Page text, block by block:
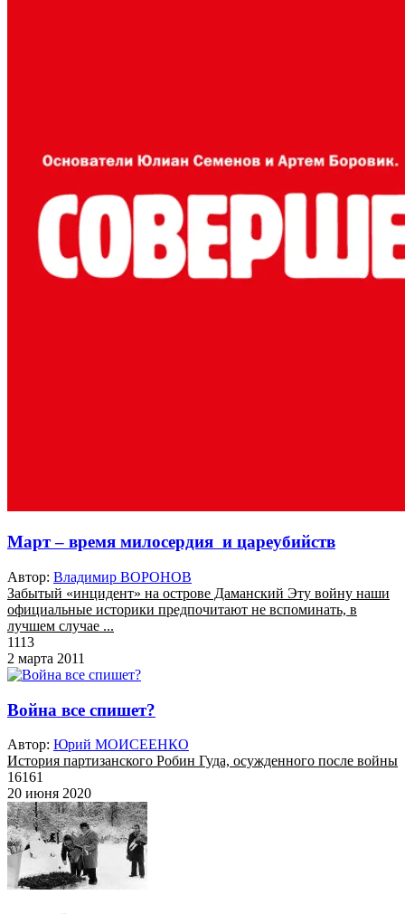
Март – время милосердия и цареубийств
Автор: Владимир ВОРОНОВ
Забытый «инцидент» на острове Даманский Эту войну наши
официальные историки предпочитают не вспоминать, в
лучшем случае ...
1113
2 марта 2011
Война все спишет?
Автор: Юрий МОИСЕЕНКО
История партизанского Робин Гуда, осужденного после войны
16161
20 июня 2020